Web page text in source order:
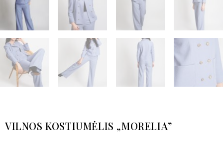
VILNOS KOSTIUMĖLIS „MORELIA”